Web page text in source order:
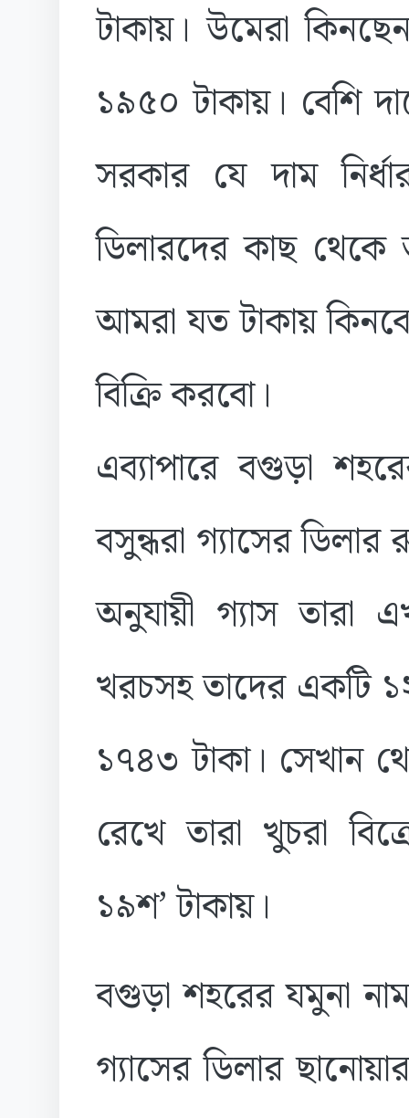
টাকায়। উমেরা
১৯৫০ টাকায়। বেশি
সরকার যে দাম
ডিলারদের কাছ থেকে
আমরা যত টাকায়
এব্যাপারে বগুড়া
বসুন্ধরা গ্যাসের
অনুযায়ী গ্যাস তারা
খরচসহ তাদের একটি
১৭৪৩ টাকা। সেখান
রেখে তারা খুচরা
১৯শ’ টাকায়।
বগুড়া শহরের যমুনা
গ্যাসের ডিলার